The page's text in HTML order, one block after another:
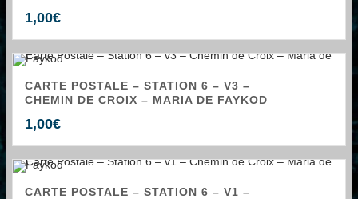
1,00€
CARTE POSTALE – STATION 6 – V3 –
CHEMIN DE CROIX – MARIA DE FAYKOD
1,00€
CARTE POSTALE – STATION 6 – V1 –